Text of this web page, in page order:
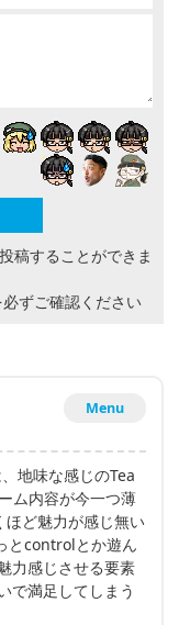
稿することができま
必ずご確認ください
Menu
地味な感じのTea
ム内容が今一つ薄
ほど魅力が感じ無い
とcontrolとか遊ん
力感じさせる要素
で満足してしまう